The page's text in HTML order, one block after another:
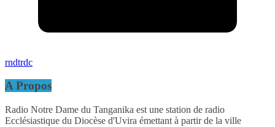
rndtrdc
A Propos
Radio Notre Dame du Tanganika est une station de radio
Ecclésiastique du Diocèse d'Uvira émettant à partir de la ville